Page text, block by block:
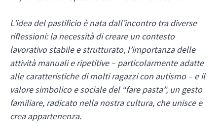
L’idea del pastificio è nata dall’incontro tra diverse
riflessioni: la necessità di creare un contesto
lavorativo stabile e strutturato, l’importanza delle
attività manuali e ripetitive – particolarmente adatte
alle caratteristiche di molti ragazzi con autismo – e il
valore simbolico e sociale del “fare pasta”, un gesto
familiare, radicato nella nostra cultura, che unisce e
crea appartenenza.